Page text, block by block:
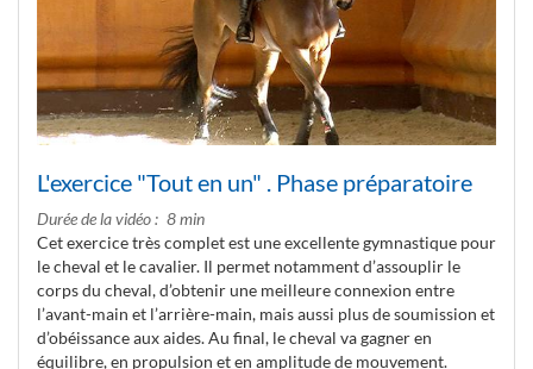
L'exercice "Tout en un" . Phase préparatoire
Durée de la vidéo
8 min
Cet exercice très complet est une excellente gymnastique pour
le cheval et le cavalier. Il permet notamment d’assouplir le
corps du cheval, d’obtenir une meilleure connexion entre
l’avant-main et l’arrière-main, mais aussi plus de soumission et
d’obéissance aux aides. Au final, le cheval va gagner en
équilibre, en propulsion et en amplitude de mouvement.